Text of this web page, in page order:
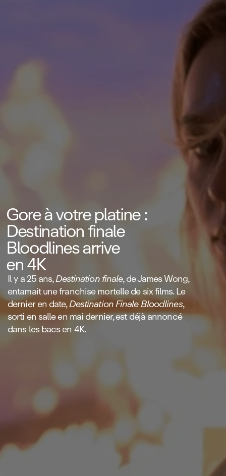
Gore à votre platine :
Destination finale
Bloodlines arrive
en 4K
Il y a 25 ans,Destination finale, de James Wong,
entamait une franchise mortelle de six films. Le
dernier en date,Destination Finale Bloodlines,
sorti en salle en mai dernier, est déjà annoncé
dans les bacs en 4K.